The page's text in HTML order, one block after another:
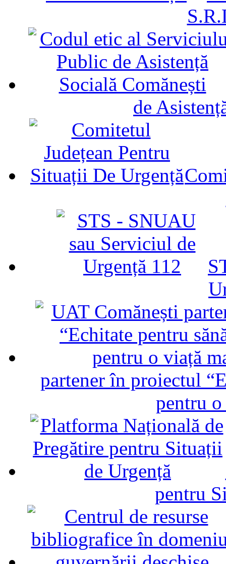
de
partener în proiectul
pentru
pentru